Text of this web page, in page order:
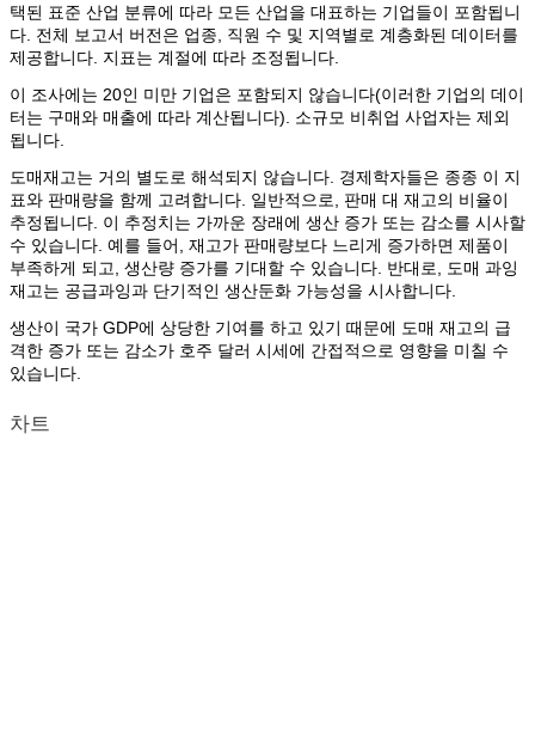
택된 표준 산업 분류에 따라 모든 산업을 대표하는 기업들이 포함됩니
다. 전체 보고서 버전은 업종, 직원 수 및 지역별로 계층화된 데이터를
제공합니다. 지표는 계절에 따라 조정됩니다.
이 조사에는 20인 미만 기업은 포함되지 않습니다(이러한 기업의 데이
터는 구매와 매출에 따라 계산됩니다). 소규모 비취업 사업자는 제외
됩니다.
도매재고는 거의 별도로 해석되지 않습니다. 경제학자들은 종종 이 지
표와 판매량을 함께 고려합니다. 일반적으로, 판매 대 재고의 비율이
추정됩니다. 이 추정치는 가까운 장래에 생산 증가 또는 감소를 시사할
수 있습니다. 예를 들어, 재고가 판매량보다 느리게 증가하면 제품이
부족하게 되고, 생산량 증가를 기대할 수 있습니다. 반대로, 도매 과잉
재고는 공급과잉과 단기적인 생산둔화 가능성을 시사합니다.
생산이 국가 GDP에 상당한 기여를 하고 있기 때문에 도매 재고의 급
격한 증가 또는 감소가 호주 달러 시세에 간접적으로 영향을 미칠 수
있습니다.
차트